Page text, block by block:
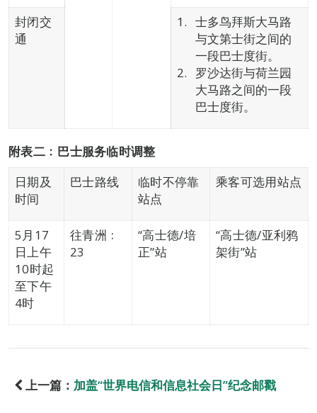
封闭交
通
士多鸟拜斯大马路
与文第士街之间的
一段巴士度街。
罗沙达街与荷兰园
大马路之间的一段
巴士度街。
附表二﹕巴士服务临时调整
日期及
时间
巴士路线
临时不停靠
站点
乘客可选用站点
5月17
日上午
10时起
至下午
4时
往青洲﹕
23
“高士德/培
正”站
“高士德/亚利鸦
架街”站
上一篇： 加盖“世界电信和信息社会日”纪念邮戳